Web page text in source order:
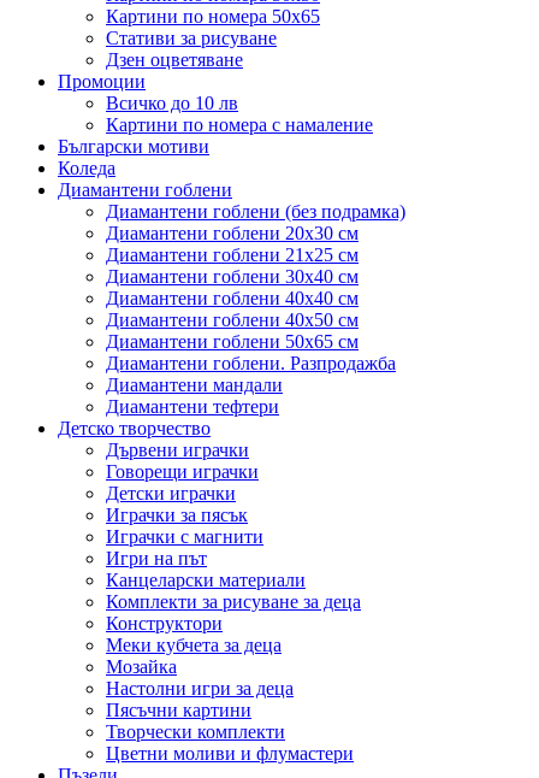
Картини по номера 50x65
Стативи за рисуване
Дзен оцветяване
Промоции
Всичко до 10 лв
Картини по номера с намаление
Български мотиви
Коледа
Диамантени гоблени
Диамантени гоблени (без подрамка)
Диамантени гоблени 20x30 см
Диамантени гоблени 21x25 см
Диамантени гоблени 30x40 см
Диамантени гоблени 40x40 см
Диамантени гоблени 40x50 см
Диамантени гоблени 50x65 см
Диамантени гоблени. Разпродажба
Диамантени мандали
Диамантени тефтери
Детско творчество
Дървени играчки
Говорещи играчки
Детски играчки
Играчки за пясък
Играчки с магнити
Игри на път
Канцеларски материали
Комплекти за рисуване за деца
Конструктори
Меки кубчета за деца
Мозайка
Настолни игри за деца
Пясъчни картини
Творчески комплекти
Цветни моливи и флумастери